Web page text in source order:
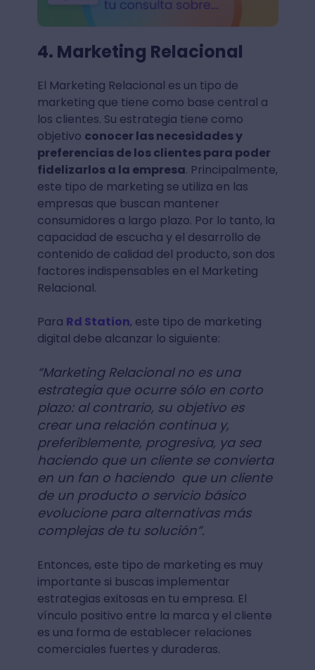
4. Marketing Relacional
El Marketing Relacional es un tipo de
marketing que tiene como base central a
los clientes. Su estrategia tiene como
objetivo conocer las necesidades y
preferencias de los clientes para poder
fidelizarlos a la empresa. Principalmente,
este tipo de marketing se utiliza en las
empresas que buscan mantener
consumidores a largo plazo. Por lo tanto, la
capacidad de escucha y el desarrollo de
contenido de calidad del producto, son dos
factores indispensables en el Marketing
Relacional.
Para Rd Station, este tipo de marketing
digital debe alcanzar lo siguiente:
“Marketing Relacional no es una
estrategia que ocurre sólo en corto
plazo: al contrario, su objetivo es
crear una relación continua y,
preferiblemente, progresiva, ya sea
haciendo que un cliente se convierta
en un fan o haciendo que un cliente
de un producto o servicio básico
evolucione para alternativas más
complejas de tu solución”.
Entonces, este tipo de marketing es muy
importante si buscas implementar
estrategias exitosas en tu empresa. El
vínculo positivo entre la marca y el cliente
es una forma de establecer relaciones
comerciales fuertes y duraderas.